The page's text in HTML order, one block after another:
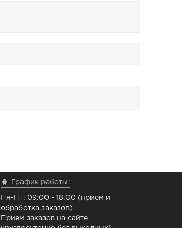
График работы:
Пн-Пт: 09:00 - 18:00 (прием и
обработка заказов)
Прием заказов на сайте